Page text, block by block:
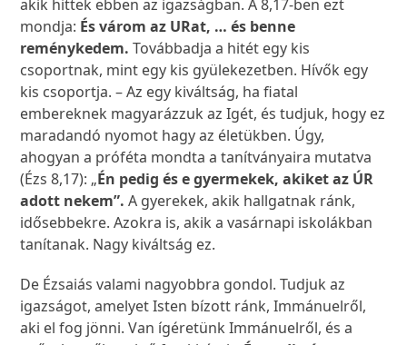
akik hittek ebben az igazságban. A 8,17-ben ezt
mondja: És várom az URat, … és benne
reménykedem.Továbbadja a hitét egy kis
csoportnak, mint egy kis gyülekezetben. Hívők egy
kis csoportja. – Az egy kiváltság, ha fiatal
embereknek magyarázzuk az Igét, és tudjuk, hogy ez
maradandó nyomot hagy az életükben. Úgy,
ahogyan a próféta mondta a tanítványaira mutatva
(Ézs 8,17): „Én pedig és e gyermekek, akiket az ÚR
adott nekem”.A gyerekek, akik hallgatnak ránk,
idősebbekre. Azokra is, akik a vasárnapi iskolákban
tanítanak. Nagy kiváltság ez.
De Ézsaiás valami nagyobbra gondol. Tudjuk az
igazságot, amelyet Isten bízott ránk, Immánuelről,
aki el fog jönni. Van ígéretünk Immánuelről, és a